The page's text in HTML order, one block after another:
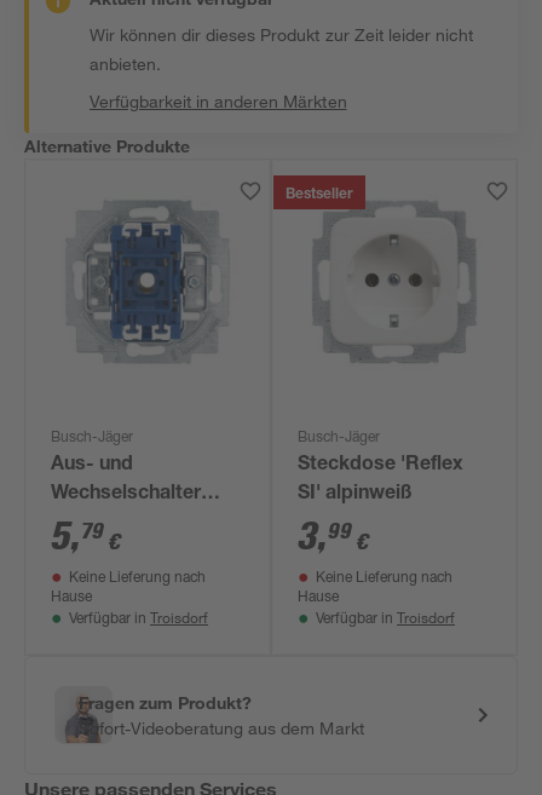
Wir können dir dieses Produkt zur Zeit leider nicht
anbieten.
Verfügbarkeit in anderen Märkten
Alternative Produkte
Busch-Jäger
Aus- und
Wechselschalter
Einsatz
5,79 €
Keine Lieferung nach
Hause
Verfügbar in Troisdorf
Bestseller
Busch-Jäger
Steckdose 'Reflex
SI' alpinweiß
3,99 €
Keine Lieferung nach
Hause
Verfügbar in Troisdorf
Fragen zum Produkt?
Sofort-Videoberatung aus dem Markt
Unsere passenden Services